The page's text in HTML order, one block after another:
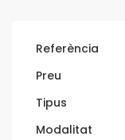
Referència
Preu
Tipus
Modalitat